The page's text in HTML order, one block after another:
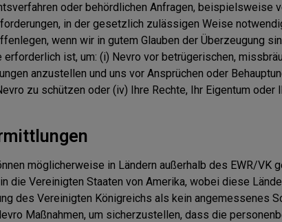
oder behördlichen Anfragen, beispielsweise
in der gesetzlich zulässigen Weise
wenn wir in gutem Glauben der Überzeugung
ist, um: (i) Nevro vor betrügerischen,
anzustellen und uns vor Ansprüchen oder
zu schützen oder (iv) Ihre Rechte, Ihr Eigentum oder
möglicherweise in Ländern außerhalb des EWR/VK
die Vereinigten Staaten von Amerika, wobei diese
des Vereinigten Königreichs als kein angemessenes
Maßnahmen, um sicherzustellen, dass die